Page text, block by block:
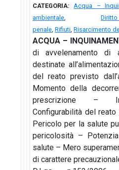
CATEGORIA:
Acqua –
ambientale,
penale,Rifiuti,Risarcimento
ACQUA –
di avvelenamento di
destinate
del reato previsto
Momento della
prescrizione –
Configurabilità del
Pericolo per la salute
pericolosità –
salute – Mero
di carattere